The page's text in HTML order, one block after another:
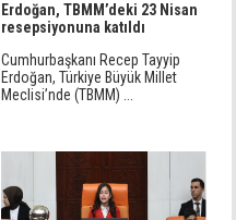
Erdoğan, TBMM’deki 23 Nisan
resepsiyonuna katıldı
Cumhurbaşkanı Recep Tayyip
Erdoğan, Türkiye Büyük Millet
Meclisi’nde (TBMM) ...